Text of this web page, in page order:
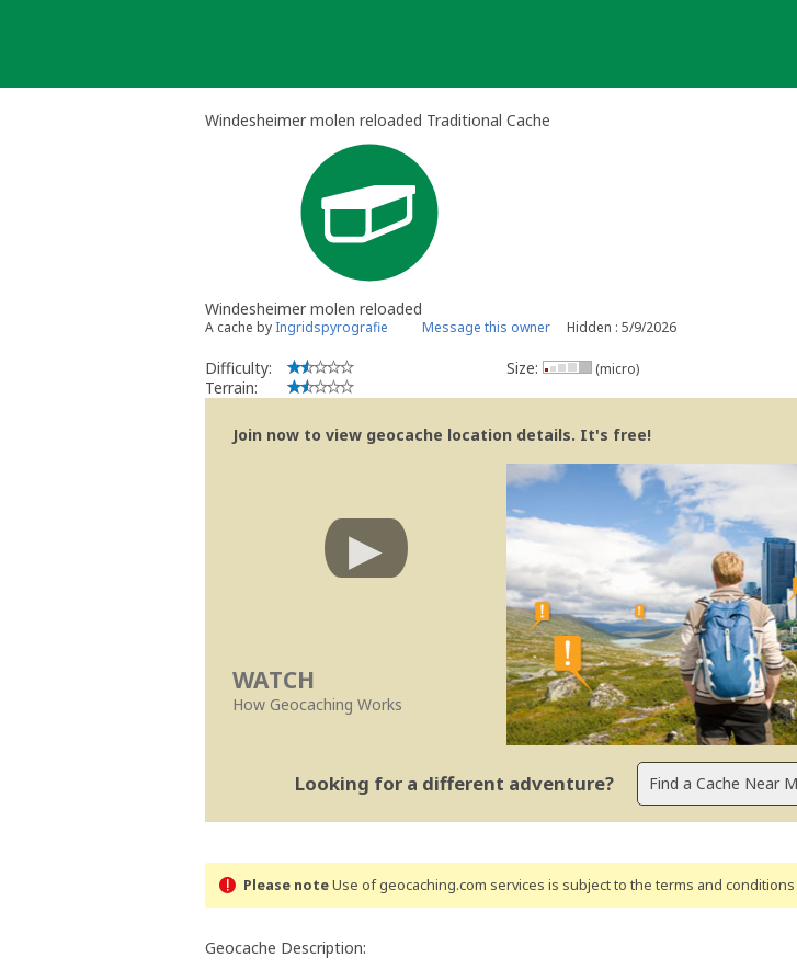
Windesheimer molen reloaded Traditional Cache
Windesheimer molen reloaded
A cache by Ingridspyrografie Message this owner Hidden : 5/9/2026
Difficulty:
Terrain:
Size: (micro)
Join now to view geocache location details. It's free!
WATCH
How Geocaching Works
Looking for a different adventure?
Please noteUse of geocaching.com services is subject to the terms and conditions
Geocache Description: